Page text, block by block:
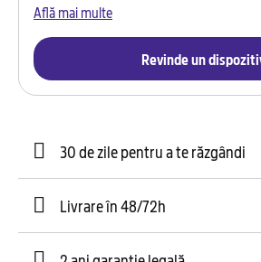
Află mai multe
Revinde un
30 de zile pentru a te răzgândi
Livrare în 48/72h